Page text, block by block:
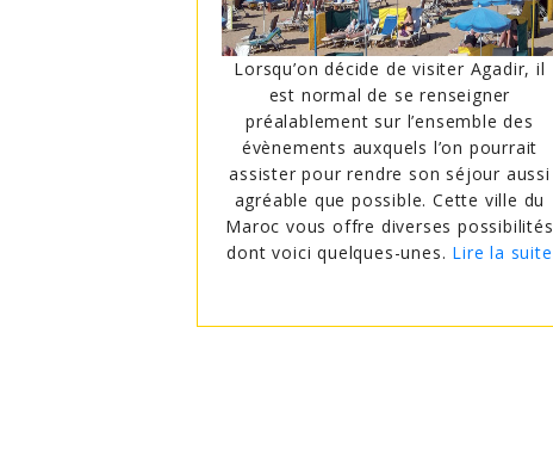
Lorsqu’on décide de visiter Agadir, il
est normal de se renseigner
préalablement sur l’ensemble des
évènements auxquels l’on pourrait
assister pour rendre son séjour aussi
agréable que possible. Cette ville du
Maroc vous offre diverses possibilités
dont voici quelques-unes. Lire la suite